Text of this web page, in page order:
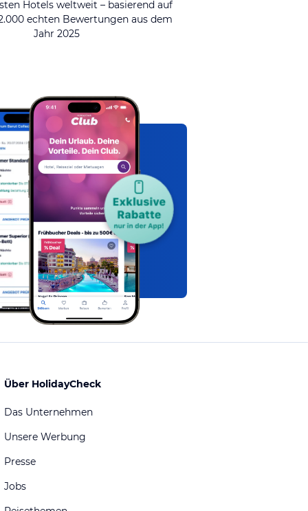
Hotels weltweit – basierend auf
echten Bewertungen aus dem
Jahr 2025
Über HolidayCheck
Das Unternehmen
Unsere Werbung
Presse
Jobs